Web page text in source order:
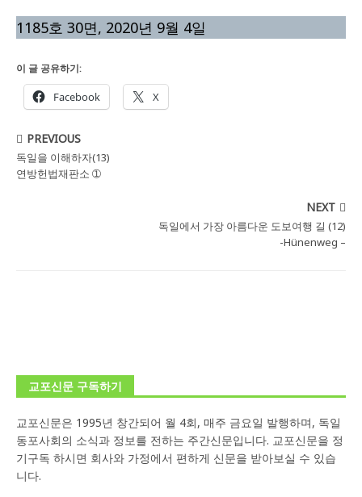
1185호 30면, 2020년 9월 4일
이 글 공유하기:
Facebook X
PREVIOUS
독일을 이해하자(13)
연방헌법재판소 ➀
NEXT
독일에서 가장 아름다운 도보여행 길 (12)
-Hünenweg –
교포신문 구독하기
교포신문은 1995년 창간되어 월 4회, 매주 금요일 발행하며, 독일
동포사회의 소식과 정보를 전하는 주간신문입니다. 교포신문을 정
기구독 하시면 회사와 가정에서 편하게 신문을 받아보실 수 있습
니다.